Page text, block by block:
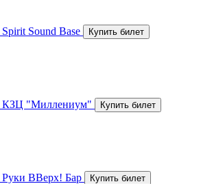
Spirit Sound Base
КЗЦ "Миллениум"
Руки ВВерх! Бар